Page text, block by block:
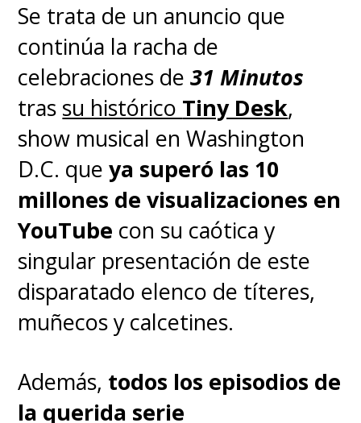
Se trata de un anuncio que
continúa la racha de
celebraciones de31 Minutos
tras su histórico Tiny Desk,
show musical en Washington
D.C. queya superó las 10
millones de visualizaciones en
YouTube con su caótica y
singular presentación de este
disparatado elenco de títeres,
muñecos y calcetines.
Además, todos los episodios de
la querida serie